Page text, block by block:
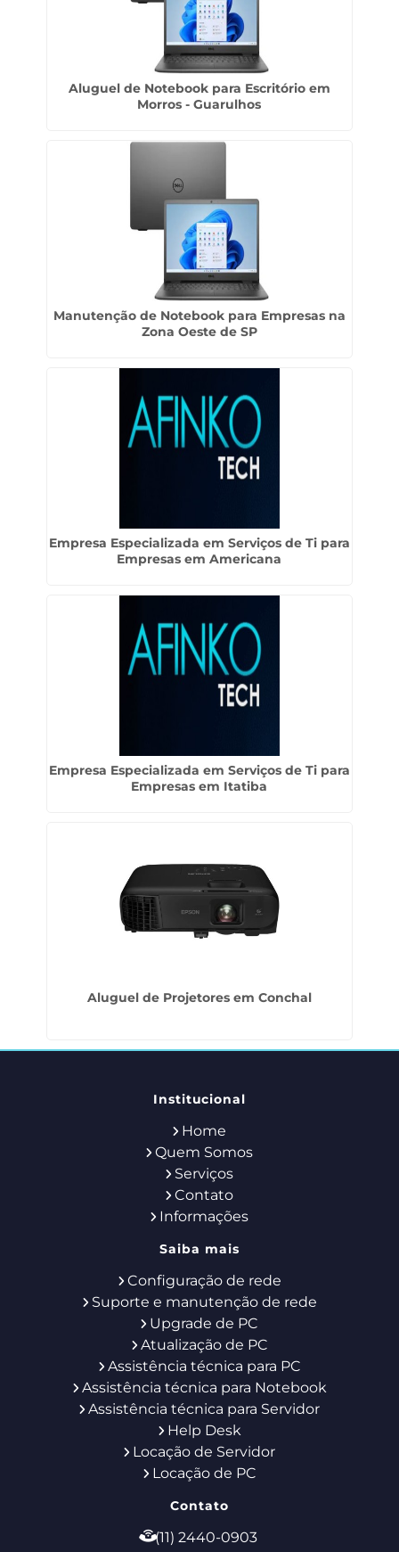
Aluguel de Notebook para Escritório em
Morros - Guarulhos
Manutenção de Notebook para Empresas na
Zona Oeste de SP
Empresa Especializada em Serviços de Ti para
Empresas em Americana
Empresa Especializada em Serviços de Ti para
Empresas em Itatiba
Aluguel de Projetores em Conchal
Institucional
Home
Quem Somos
Serviços
Contato
Informações
Saiba mais
Configuração de rede
Suporte e manutenção de rede
Upgrade de PC
Atualização de PC
Assistência técnica para PC
Assistência técnica para Notebook
Assistência técnica para Servidor
Help Desk
Locação de Servidor
Locação de PC
Contato
(11) 2440-0903